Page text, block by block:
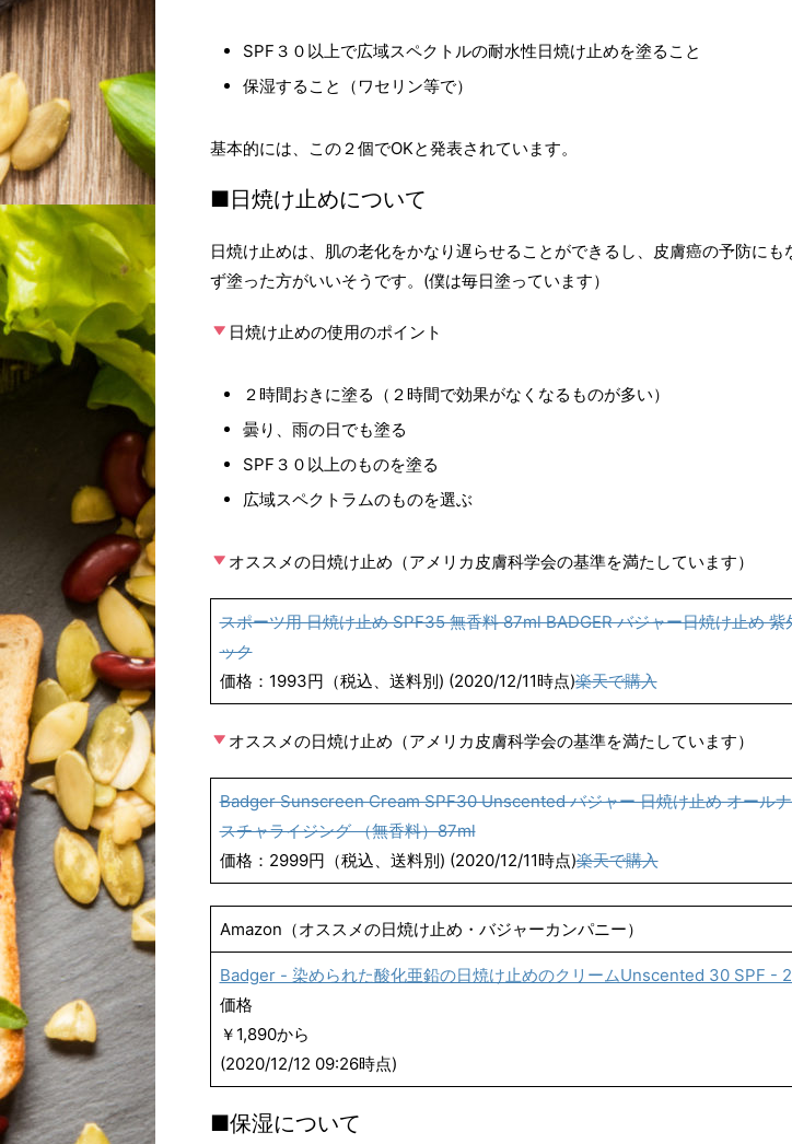
SPF３０以上で広域スペクトルの耐水性日焼け止めを塗ること
保湿すること（ワセリン等で）
基本的には、この２個でOKと発表されています。
■日焼け止めについて
日焼け止めは、肌の老化をかなり遅らせることができるし、皮膚癌の予防にも
ず塗った方がいいそうです。(僕は毎日塗っています）
日焼け止めの使用のポイント
２時間おきに塗る（２時間で効果がなくなるものが多い）
曇り、雨の日でも塗る
SPF３０以上のものを塗る
広域スペクトラムのものを選ぶ
オススメの日焼け止め（アメリカ皮膚科学会の基準を満たしています）
スポーツ用 日焼け止め SPF35 無香料 87ml BADGER バジャー日焼け止め 紫
ック
価格：1993円（税込、送料別) (2020/12/11時点)楽天で購入
オススメの日焼け止め（アメリカ皮膚科学会の基準を満たしています）
Badger Sunscreen Cream SPF30 Unscented バジャー 日焼け止め オール
スチャライジング （無香料）87ml
価格：2999円（税込、送料別) (2020/12/11時点)楽天で購入
Amazon（オススメの日焼け止め・バジャーカンパニー）
Badger - 染められた酸化亜鉛の日焼け止めのクリームUnscented 30 SPF -
価格
￥1,890から
(2020/12/12 09:26時点)
■保湿について